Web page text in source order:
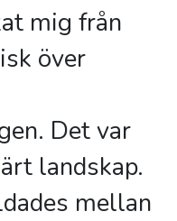
mig från
över
Det var
landskap.
mellan